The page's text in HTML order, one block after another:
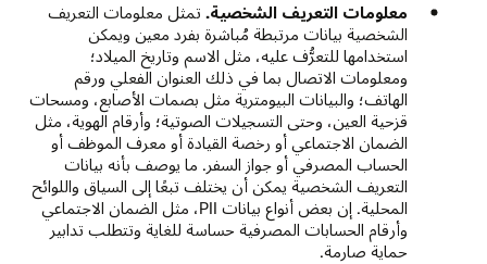
معلومات التعريف الشخصية. تمثل معلومات التعريف
الشخصية بيانات مرتبطة مُباشرة بفرد معين ويمكن
استخدامها للتعرُّف عليه، مثل الاسم وتاريخ الميلاد؛
ومعلومات الاتصال بما في ذلك العنوان الفعلي ورقم
الهاتف؛ والبيانات البيومترية مثل بصمات الأصابع، ومسحات
قزحية العين، وحتى التسجيلات الصوتية؛ وأرقام الهوية، مثل
الضمان الاجتماعي أو رخصة القيادة أو معرف الموظف أو
الحساب المصرفي أو جواز السفر. ما يوصف بأنه بيانات
التعريف الشخصية يمكن أن يختلف تبعًا إلى السياق واللوائح
المحلية. إن بعض أنواع بيانات PII، مثل الضمان الاجتماعي
وأرقام الحسابات المصرفية حساسة للغاية وتتطلب تدابير
حماية صارمة.